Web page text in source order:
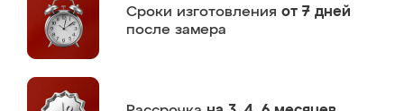
Сроки изготовления от 7 дней
после замера